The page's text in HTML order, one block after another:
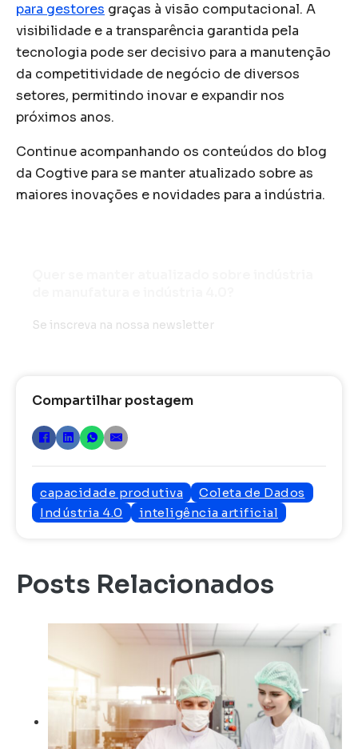
para gestores graças à visão computacional. A
visibilidade e a transparência garantida pela
tecnologia pode ser decisivo para a manutenção
da competitividade de negócio de diversos
setores, permitindo inovar e expandir nos
próximos anos.
Continue acompanhando os conteúdos do blog
da Cogtive para se manter atualizado sobre as
maiores inovações e novidades para a indústria.
Se inscreva na nossa newsletter
Compartilhar postagem
capacidade produtiva
Coleta de Dados
Indústria 4.0
inteligência artificial
Posts Relacionados